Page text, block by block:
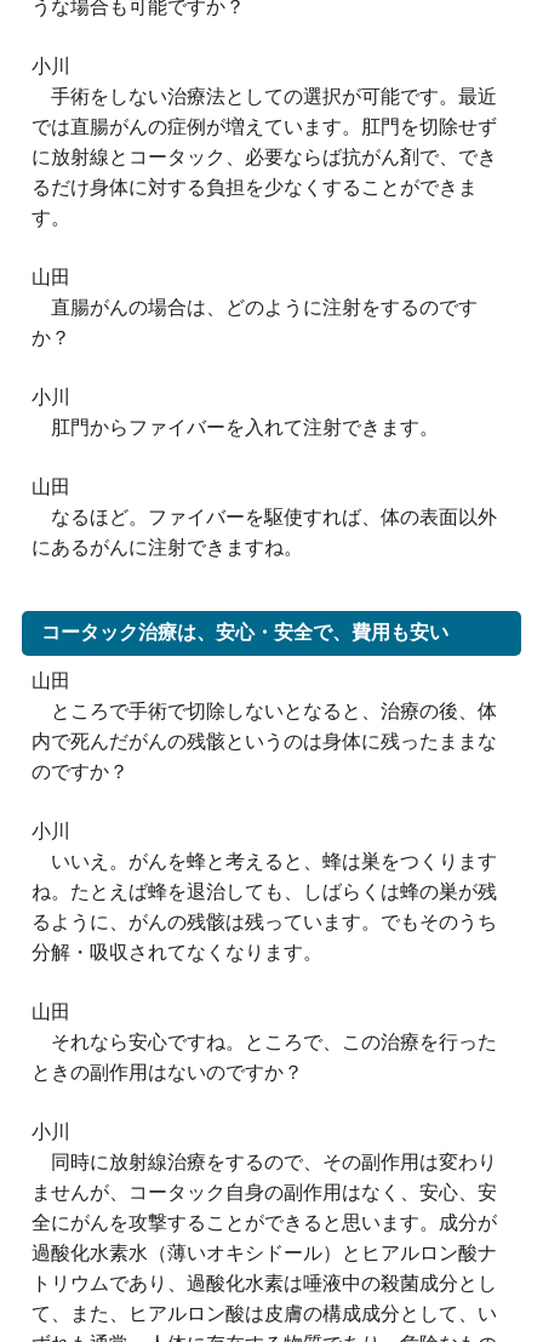
うな場合も可能ですか？
小川
手術をしない治療法としての選択が可能です。最近
では直腸がんの症例が増えています。肛門を切除せず
に放射線とコータック、必要ならば抗がん剤で、でき
るだけ身体に対する負担を少なくすることができま
す。
山田
直腸がんの場合は、どのように注射をするのです
か？
小川
肛門からファイバーを入れて注射できます。
山田
なるほど。ファイバーを駆使すれば、体の表面以外
にあるがんに注射できますね。
コータック治療は、安心・安全で、費用も安い
山田
ところで手術で切除しないとなると、治療の後、体
内で死んだがんの残骸というのは身体に残ったままな
のですか？
小川
いいえ。がんを蜂と考えると、蜂は巣をつくります
ね。たとえば蜂を退治しても、しばらくは蜂の巣が残
るように、がんの残骸は残っています。でもそのうち
分解・吸収されてなくなります。
山田
それなら安心ですね。ところで、この治療を行った
ときの副作用はないのですか？
小川
同時に放射線治療をするので、その副作用は変わり
ませんが、コータック自身の副作用はなく、安心、安
全にがんを攻撃することができると思います。成分が
過酸化水素水（薄いオキシドール）とヒアルロン酸ナ
トリウムであり、過酸化水素は唾液中の殺菌成分とし
て、また、ヒアルロン酸は皮膚の構成成分として、い